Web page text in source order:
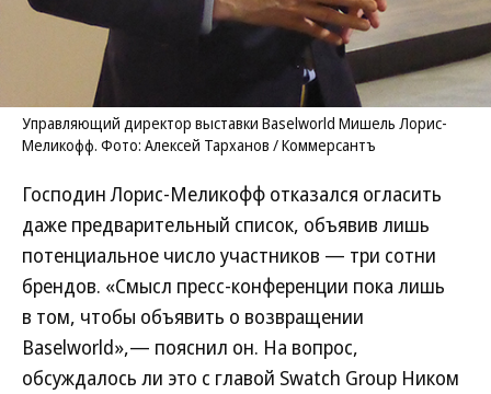
Управляющий директор выставки Baselworld Мишель Лорис-
Меликофф. Фото: Алексей Тарханов / Коммерсантъ
Господин Лорис-Меликофф отказался огласить
даже предварительный список, объявив лишь
потенциальное число участников — три сотни
брендов. «Смысл пресс-конференции пока лишь
в том, чтобы объявить о возвращении
Baselworld»,— пояснил он. На вопрос,
обсуждалось ли это с главой Swatch Group Ником